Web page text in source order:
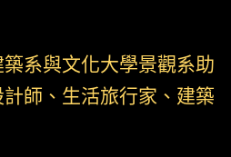
系與文化大學景觀系助
師、生活旅行家、建築